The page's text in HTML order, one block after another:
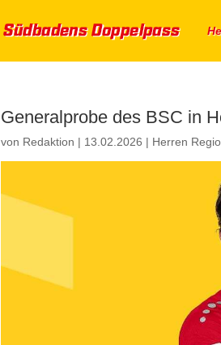
Generalprobe des BSC in
von Redaktion | 13.02.2026 | Herren